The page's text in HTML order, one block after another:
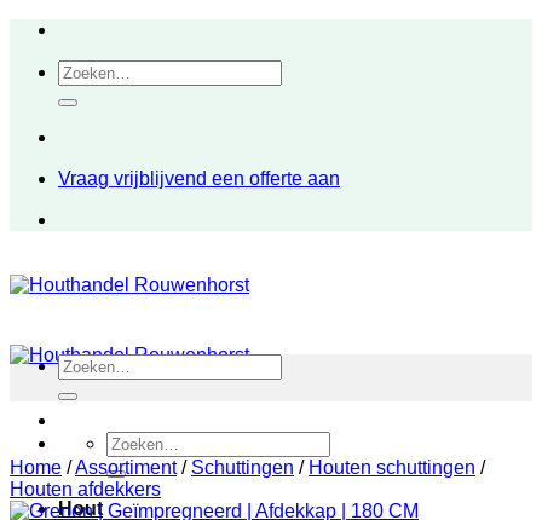
inhoudZoeken
naar:
Vraag vrijblijvend een offerte aan
Zoeken
naar:
Hout
Zoeken
naar:
Home /Assortiment / Schuttingen / Houten schuttingen /
Houten afdekkers